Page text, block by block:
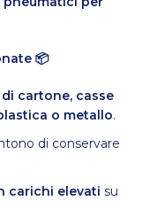
📦
cartone, casse
o metallo.
di conservare
carichi elevati su